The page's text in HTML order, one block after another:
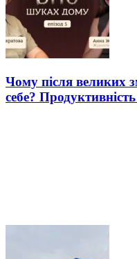
Чому після великих
себе?